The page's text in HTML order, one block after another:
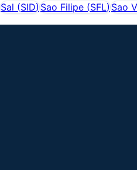
Sal (SID)Sao Filipe (SFL)Sao